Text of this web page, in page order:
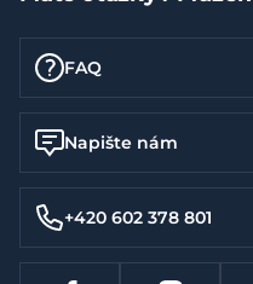
FAQ
Napište nám
+420 602 378 801